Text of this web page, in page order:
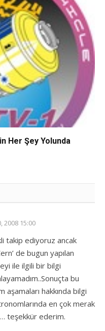
Her Şey Yolunda
2008 15:00
takip ediyoruz ancak
de bugun yapılan
ile ilgili bir bilgi
bu
hakkında bilgi
en çok merak
teşekkür ederim.